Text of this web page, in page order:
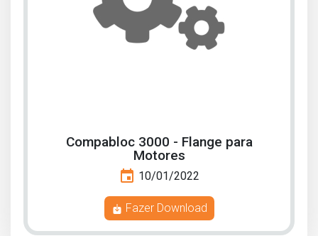
Compabloc 3000 - Flange para
Motores
event 10/01/2022
Fazer Download